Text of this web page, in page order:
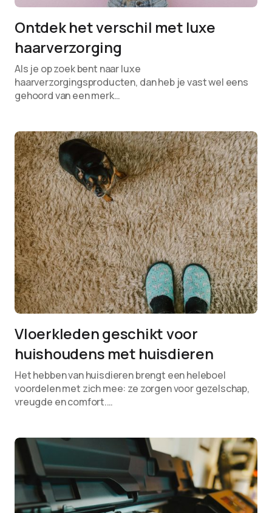
Ontdek het verschil met luxe
haarverzorging
Als je op zoek bent naar luxe
haarverzorgingsproducten, dan heb je vast wel eens
gehoord van een merk…
Vloerkleden geschikt voor
huishoudens met huisdieren
Het hebben van huisdieren brengt een heleboel
voordelen met zich mee: ze zorgen voor gezelschap,
vreugde en comfort.…